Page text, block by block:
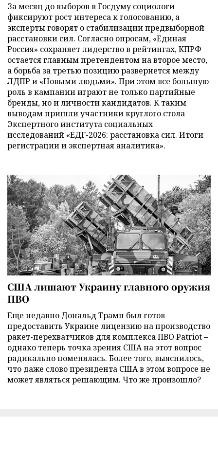
За месяц до выборов в Госдуму социологи
фиксируют рост интереса к голосованию, а
эксперты говорят о стабилизации предвыборной
расстановки сил. Согласно опросам, «Единая
Россия» сохраняет лидерство в рейтингах, КПРФ
остается главным претендентом на второе место,
а борьба за третью позицию развернется между
ЛДПР и «Новыми людьми». При этом все большую
роль в кампании играют не только партийные
бренды, но и личности кандидатов. К таким
выводам пришли участники круглого стола
Экспертного института социальных
исследований «ЕДГ-2026: расстановка сил. Итоги
регистрации и экспертная аналитика».
США лишают Украину главного оружия
ПВО
Еще недавно Дональд Трамп был готов
предоставить Украине лицензию на производство
ракет-перехватчиков для комплекса ПВО Patriot –
однако теперь точка зрения США на этот вопрос
радикально поменялась. Более того, выяснилось,
что даже слово президента США в этом вопросе не
может являться решающим. Что же произошло?